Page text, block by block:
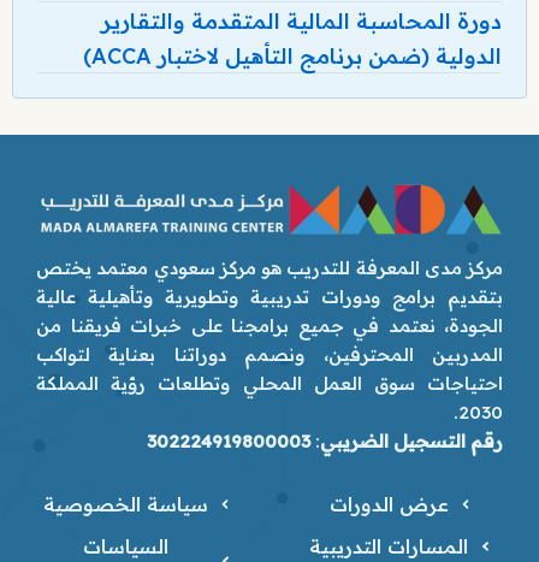
دورة المحاسبة المالية المتقدمة والتقارير
الدولية (ضمن برنامج التأهيل لاختبار ACCA)
مركز مدى المعرفة للتدريب هو مركز سعودي معتمد يختص
بتقديم برامج ودورات تدريبية وتطويرية وتأهيلية عالية
الجودة، نعتمد في جميع برامجنا على خبرات فريقنا من
المدربين المحترفين، ونصمم دوراتنا بعناية لتواكب
احتياجات سوق العمل المحلي وتطلعات رؤية المملكة
2030.
رقم التسجيل الضريبي:
302224919800003
عرض الدورات
المسارات التدريبية
سياسة الخصوصية
السياسات